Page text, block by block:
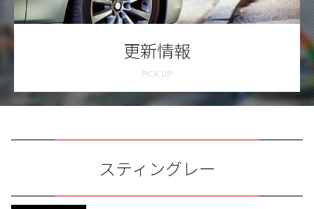
更新情報
スティングレー